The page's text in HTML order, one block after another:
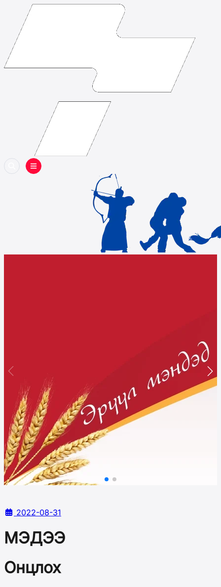
2022-08-31
МЭДЭЭ
Онцлох